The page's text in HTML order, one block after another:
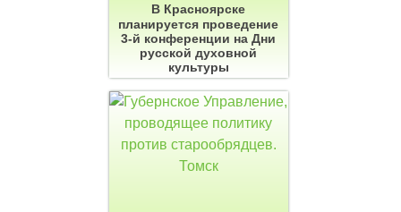
В Красноярске
планируется проведение
3-й конференции на Дни
русской духовной
культуры